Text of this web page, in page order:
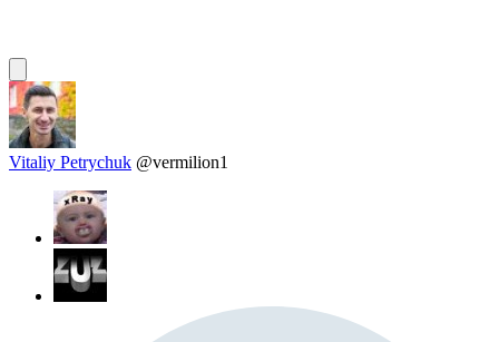
Vitaliy Petrychuk @vermilion1